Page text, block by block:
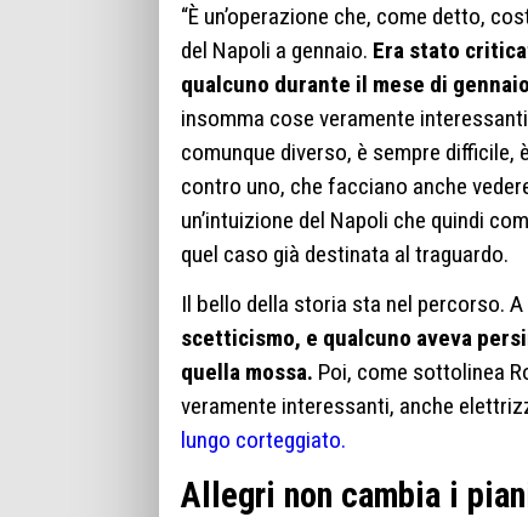
“È un’operazione che, come detto,
del Napoli a gennaio. Era stato
qualcuno durante il mese di
insomma cose veramente
comunque diverso, è sempre
contro uno, che facciano anche
un’intuizione del Napoli che quindi
quel caso già destinata al traguardo.
Il bello della storia sta nel percorso. A
scetticismo, e qualcuno aveva
quella mossa. Poi, come sottolinea
veramente interessanti, anche
lungo corteggiato.
Allegri non cambia i